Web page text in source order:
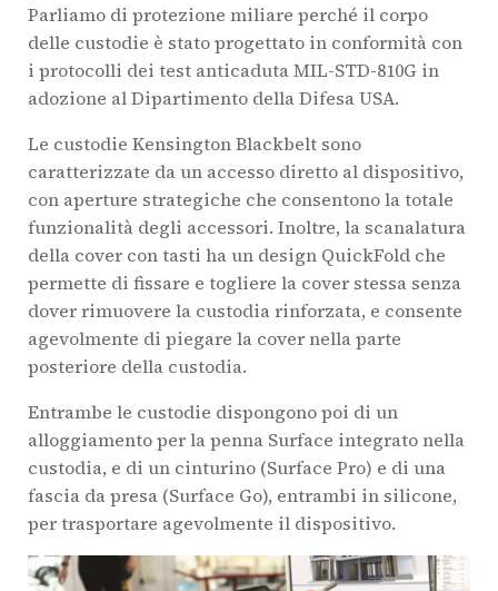
Parliamo di protezione miliare perché il corpo
delle custodie è stato progettato in conformità con
i protocolli dei test anticaduta MIL-STD-810G in
adozione al Dipartimento della Difesa USA.
Le custodie Kensington Blackbelt sono
caratterizzate da un accesso diretto al dispositivo,
con aperture strategiche che consentono la totale
funzionalità degli accessori. Inoltre, la scanalatura
della cover con tasti ha un design QuickFold che
permette di fissare e togliere la cover stessa senza
dover rimuovere la custodia rinforzata, e consente
agevolmente di piegare la cover nella parte
posteriore della custodia.
Entrambe le custodie dispongono poi di un
alloggiamento per la penna Surface integrato nella
custodia, e di un cinturino (Surface Pro) e di una
fascia da presa (Surface Go), entrambi in silicone,
per trasportare agevolmente il dispositivo.